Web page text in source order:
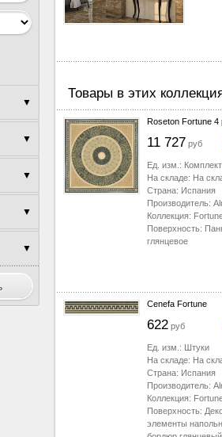
▼
▼
▼
▼
▼
▼
▼
▼
▼
▼
▼
▼
Товары в этих
Roseton Fortune 4
11 727 руб
Ед. изм.: Комплект
На складе: На
Страна: Испания
Производитель:
Коллекция:
Поверхность:
глянцевое
Cenefa Fortune
622 руб
Ед. изм.: Штуки
На складе: На
Страна: Испания
Производитель:
Коллекция:
Поверхность:
элементы